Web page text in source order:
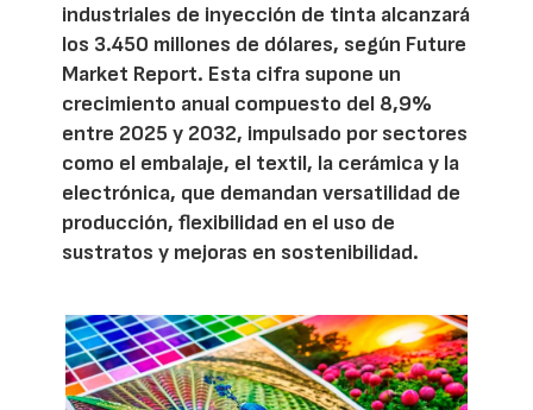
industriales de inyección de tinta alcanzará
los 3.450 millones de dólares, según Future
Market Report. Esta cifra supone un
crecimiento anual compuesto del 8,9%
entre 2025 y 2032, impulsado por sectores
como el embalaje, el textil, la cerámica y la
electrónica, que demandan versatilidad de
producción, flexibilidad en el uso de
sustratos y mejoras en sostenibilidad.